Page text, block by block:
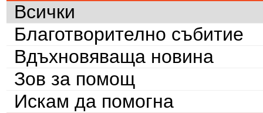
Всички
Благотворително събитие
Вдъхновяваща новина
Зов за помощ
Искам да помогна